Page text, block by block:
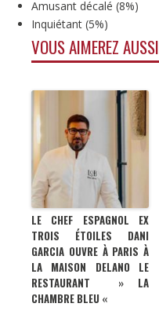
Amusant décalé (8%)
Inquiétant (5%)
VOUS AIMEREZ AUSSI
LE CHEF ESPAGNOL EX
TROIS ÉTOILES DANI
GARCIA OUVRE À PARIS À
LA MAISON DELANO LE
RESTAURANT » LA
CHAMBRE BLEU «